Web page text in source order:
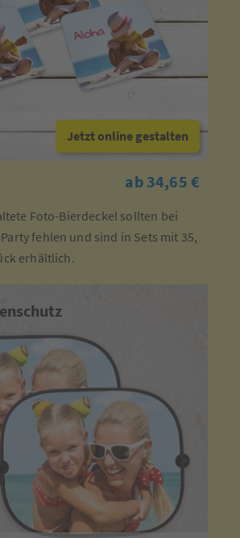
Jetzt online gestalten
ab 34,65 €
Foto-Bierdeckel sollten bei
fehlen und sind in Sets mit 35,
erhältlich.